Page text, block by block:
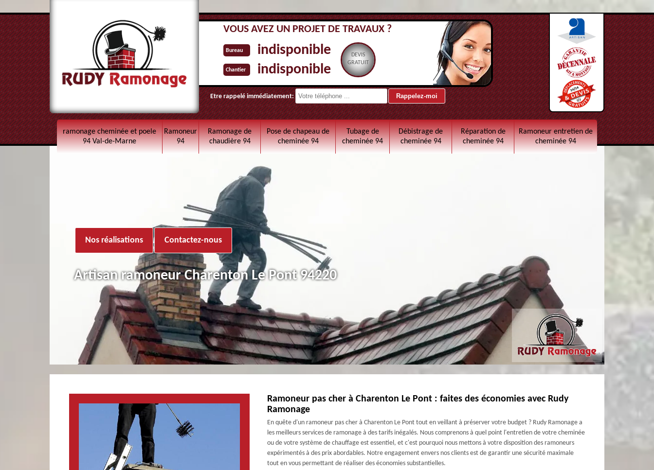
VOUS AVEZ UN PROJET DE TRAVAUX ?
Bureau indisponible
Chantier indisponible
DEVIS
GRATUIT
Etre rappelé immédiatement:
ramonage cheminée et poele
94 Val-de-Marne
Ramoneur
94
Ramonage de
chaudière 94
Pose de chapeau de
cheminée 94
Tubage de
cheminée 94
Débistrage de
cheminée 94
Réparation de
cheminée 94
Ramoneur entretien de
cheminée 94
Nos réalisations Contactez-nous
Artisan ramoneur Charenton Le Pont 94220
Ramoneur pas cher à Charenton Le Pont : faites des économies avec Rudy
Ramonage
En quête d'un ramoneur pas cher à Charenton Le Pont tout en veillant à préserver votre budget ? Rudy Ramonage a
les meilleurs services de ramonage à des tarifs inégalés. Nous comprenons à quel point l'entretien de votre cheminée
ou de votre système de chauffage est essentiel, et c'est pourquoi nous mettons à votre disposition des ramoneurs
expérimentés à des prix abordables. Notre engagement envers nos clients est de garantir une sécurité maximale
tout en vous permettant de réaliser des économies substantielles.